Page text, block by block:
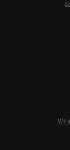
We